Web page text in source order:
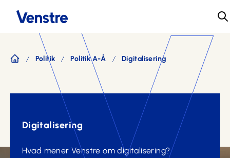
Politik Politik A-Å Digitalisering
Digitalisering
Hvad mener Venstre om digitalisering?